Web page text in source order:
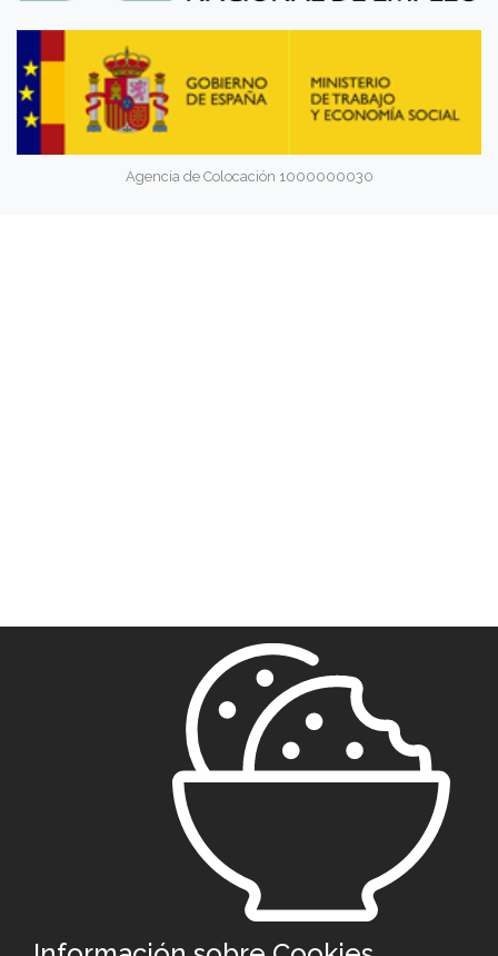
Agencia de Colocación 1000000030